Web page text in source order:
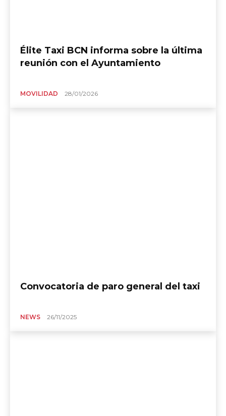
Élite Taxi BCN informa sobre la última
reunión con el Ayuntamiento
MOVILIDAD 28/01/2026
Convocatoria de paro general del taxi
NEWS 26/11/2025